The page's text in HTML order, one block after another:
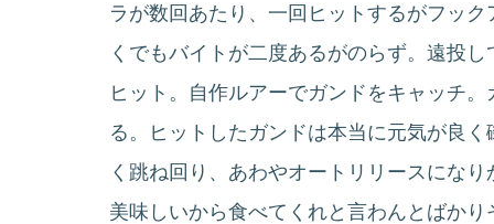
ラが数回あたり、一回ヒットするがフッ
くでもバイトが二度あるがのらず。遠投
ヒット。自作ルアーでガンドをキャッチ
る。ヒットしたガンドは本当に元気が良
く跳ね回り、あわやオートリリースにな
美味しいから食べてくれと言わんとばか